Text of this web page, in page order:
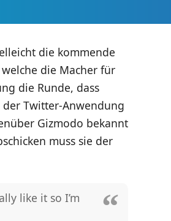
die kommende
die Macher für
die Runde, dass
Twitter-Anwendung
Gizmodo bekannt
muss sie der
like it so I’m